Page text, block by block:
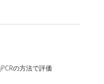
の方法で評価